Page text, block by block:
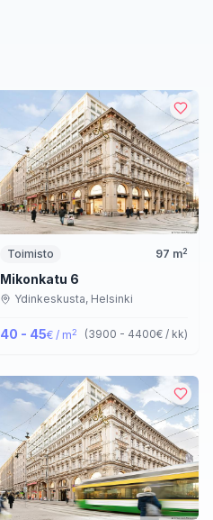
Toimisto 97 m2
Mikonkatu 6
Ydinkeskusta, Helsinki
40 - 45€ / m2 (3900 - 4400€ / kk)